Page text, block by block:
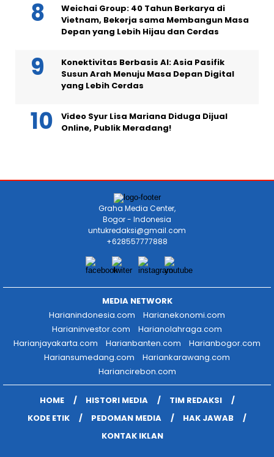
Weichai Group: 40 Tahun Berkarya di
Vietnam, Bekerja sama Membangun Masa
Depan yang Lebih Hijau dan Cerdas
Konektivitas Berbasis AI: Asia Pasifik
Susun Arah Menuju Masa Depan Digital
yang Lebih Cerdas
Video Syur Lisa Mariana Diduga Dijual
Online, Publik Meradang!
Graha Media Center,
Bogor - Indonesia
untukredaksi@gmail.com
+628557777888
MEDIA NETWORK
Harianindonesia.com
Harianekonomi.com
Harianinvestor.com
Harianolahraga.com
Harianjayakarta.com
Harianbanten.com
Harianbogor.com
Hariansumedang.com
Hariankarawang.com
Hariancirebon.com
HOME HISTORI MEDIA
TIM REDAKSI
KODE ETIK
PEDOMAN MEDIA
HAK JAWAB
KONTAK IKLAN